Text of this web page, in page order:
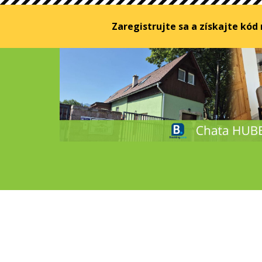
Zaregistrujte sa a získajte kód